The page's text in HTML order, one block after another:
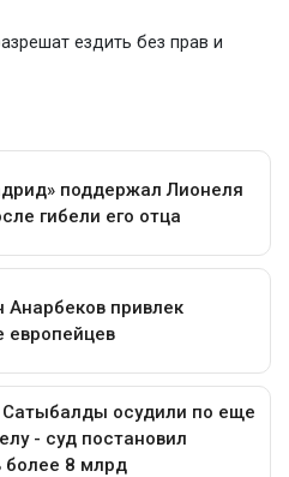
ездить без прав и